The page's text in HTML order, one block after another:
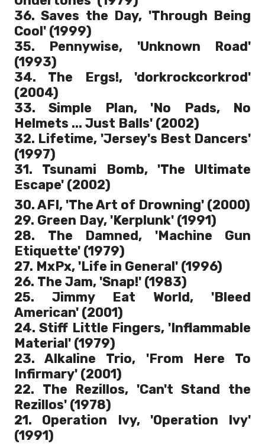
36. Saves the Day, 'Through Being
Cool' (1999)
35. Pennywise, 'Unknown Road'
(1993)
34. The Ergs!, 'dorkrockcorkrod'
(2004)
33. Simple Plan, 'No Pads, No
Helmets ... Just Balls' (2002)
32. Lifetime, 'Jersey's Best Dancers'
(1997)
31. Tsunami Bomb, 'The Ultimate
Escape' (2002)
30. AFI, 'The Art of Drowning' (2000)
29. Green Day, 'Kerplunk' (1991)
28. The Damned, 'Machine Gun
Etiquette' (1979)
27. MxPx, 'Life in General' (1996)
26. The Jam, 'Snap!' (1983)
25. Jimmy Eat World, 'Bleed
American' (2001)
24. Stiff Little Fingers, 'Inflammable
Material' (1979)
23. Alkaline Trio, 'From Here To
Infirmary' (2001)
22. The Rezillos, 'Can't Stand the
Rezillos' (1978)
21. Operation Ivy, 'Operation Ivy'
(1991)